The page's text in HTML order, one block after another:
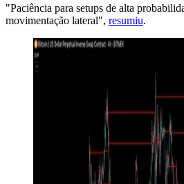
"Paciência para setups de alta
movimentação lateral", resumiu.